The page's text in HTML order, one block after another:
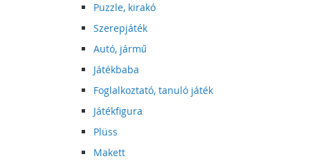
Puzzle, kirakó
Szerepjáték
Autó, jármű
Játékbaba
Foglalkoztató, tanuló játék
Játékfigura
Plüss
Makett